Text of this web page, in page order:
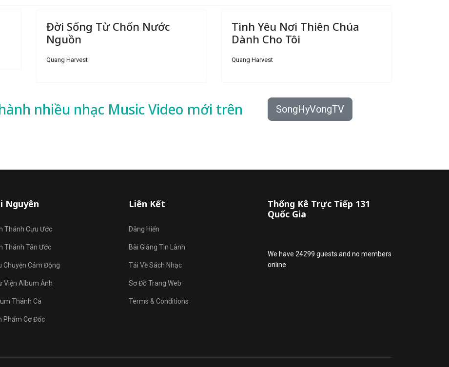
Đời Sống Từ Chốn Nước
Nguồn
Quang Harvest
Tình Yêu Nơi Thiên Chúa
Dành Cho Tôi
Quang Harvest
nhiều nhạc Music Video mới trên SongHyVongTV
Nguyên
Thánh Cựu Ước
Thánh Tân Ước
Chuyện Cảm Động
Viện Album Ảnh
Thánh Ca
Phẩm Cơ Đốc
Liên Kết
Dâng Hiến
Bài Giảng Tin Lành
Tải Về Sách Nhạc
Sơ Đồ Trang Web
Terms & Conditions
Thống Kê Trực Tiếp 131
Quốc Gia
We have 24299 guests and no members
online